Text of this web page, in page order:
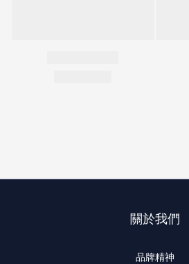
關於我們
品牌精神